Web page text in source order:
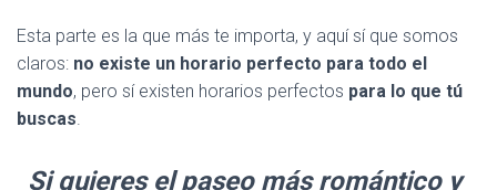
Esta parte es la que más te importa, y aquí sí que somos
claros: no existe un horario perfecto para todo el
mundo, pero sí existen horarios perfectos para lo que tú
buscas.
Si quieres el paseo más romántico y